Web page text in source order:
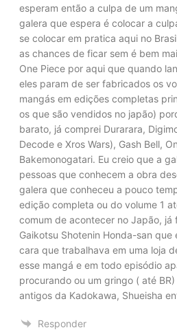
esperam então a culpa de um
galera que espera é colocar a
se colocar em pratica aqui no
as chances de ficar sem é bem
One Piece por aqui que quando
eles param de ser fabricados os
mangás em edições completas
os que são vendidos no japão)
barato, já comprei Durarara,
Decode e Xros Wars), Gash Bell,
Bakemonogatari. Eu creio que a
pessoas que conhecem a obra
galera que conheceu a pouco
edição completa ou do volume 1
comum de acontecer no Japão, já
Gaikotsu Shotenin Honda-san
cara que trabalhava em uma loja
esse mangá e em todo episódio
procurando ou um gringo ( até
antigos da Kadokawa, Shueisha
Responder